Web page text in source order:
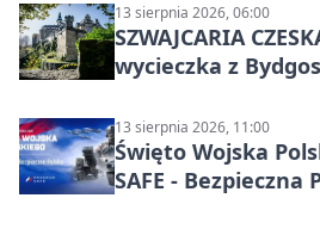
13 sierpnia 2026, 06:00
SZWAJCARIA
wycieczka z
13 sierpnia 2026, 11:00
Święto Wojska
SAFE - Bezpieczna